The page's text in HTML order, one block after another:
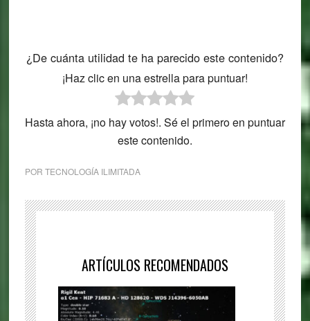
¿De cuánta utilidad te ha parecido este contenido?
¡Haz clic en una estrella para puntuar!
Hasta ahora, ¡no hay votos!. Sé el primero en puntuar
este contenido.
POR TECNOLOGÍA ILIMITADA
ARTÍCULOS RECOMENDADOS